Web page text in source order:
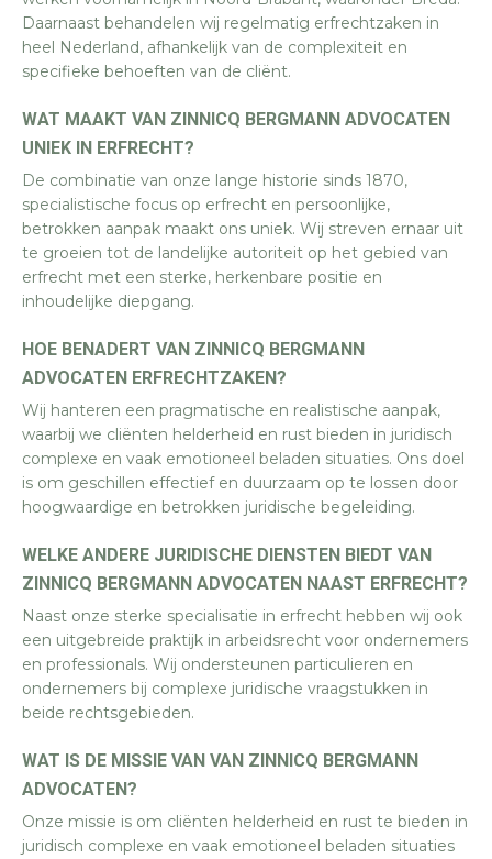
Daarnaast behandelen wij regelmatig erfrechtzaken in
heel Nederland, afhankelijk van de complexiteit en
specifieke behoeften van de cliënt.
WAT MAAKT VAN ZINNICQ BERGMANN ADVOCATEN
UNIEK IN ERFRECHT?
De combinatie van onze lange historie sinds 1870,
specialistische focus op erfrecht en persoonlijke,
betrokken aanpak maakt ons uniek. Wij streven ernaar uit
te groeien tot de landelijke autoriteit op het gebied van
erfrecht met een sterke, herkenbare positie en
inhoudelijke diepgang.
HOE BENADERT VAN ZINNICQ BERGMANN
ADVOCATEN ERFRECHTZAKEN?
Wij hanteren een pragmatische en realistische aanpak,
waarbij we cliënten helderheid en rust bieden in juridisch
complexe en vaak emotioneel beladen situaties. Ons doel
is om geschillen effectief en duurzaam op te lossen door
hoogwaardige en betrokken juridische begeleiding.
WELKE ANDERE JURIDISCHE DIENSTEN BIEDT VAN
ZINNICQ BERGMANN ADVOCATEN NAAST ERFRECHT?
Naast onze sterke specialisatie in erfrecht hebben wij ook
een uitgebreide praktijk in arbeidsrecht voor ondernemers
en professionals. Wij ondersteunen particulieren en
ondernemers bij complexe juridische vraagstukken in
beide rechtsgebieden.
WAT IS DE MISSIE VAN VAN ZINNICQ BERGMANN
ADVOCATEN?
Onze missie is om cliënten helderheid en rust te bieden in
juridisch complexe en vaak emotioneel beladen situaties